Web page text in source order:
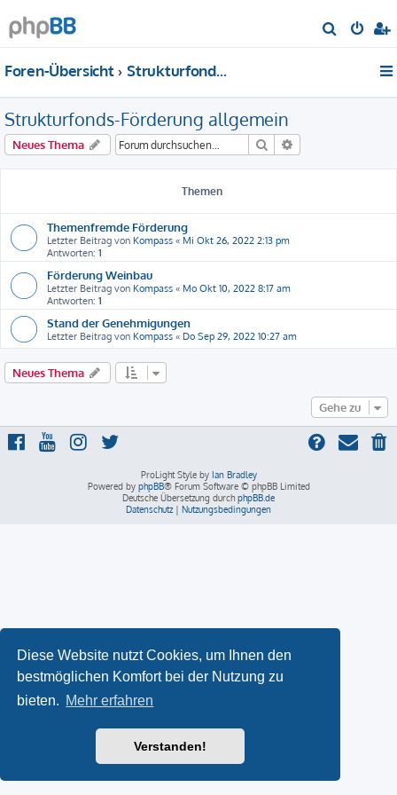
Diese Website nutzt Cookies, um Ihnen den
bestmöglichen Komfort bei der Nutzung zu
bieten. Mehr erfahren
Verstanden!
u
Foren-Übersicht Strukturfonds-Förderung allgemein
Strukturfonds-Förderung allgemein
Neues Thema Suche
Themen
Themenfremde Förderung
Letzter Beitrag von Kompass « Mi Okt 26, 2022 2:13 pm
Antworten: 1
Förderung Weinbau
Letzter Beitrag von Kompass « Mo Okt 10, 2022 8:17 am
Antworten: 1
Stand der Genehmigungen
Letzter Beitrag von Kompass « Do Sep 29, 2022 10:27 am
Neues Thema
Gehe zu
ProLight Style by Ian Bradley
Powered by phpBB® Forum Software © phpBB Limited
Deutsche Übersetzung durch phpBB.de
Datenschutz | Nutzungsbedingungen